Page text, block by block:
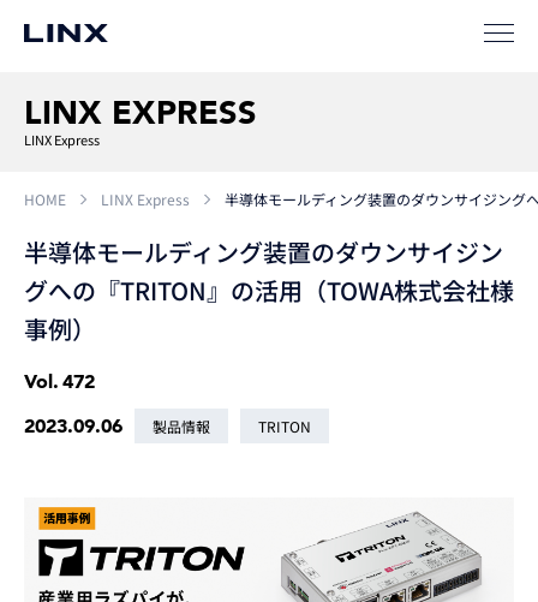
LINX EXPRESS
LINX Express
HOME LINX Express 半導体モールディング装置のダウンサイジング
半導体モールディング装置のダウンサイジン
グへの『TRITON』の活用（TOWA株式会社様
事例）
Vol. 472
2023.09.06
製品情報 TRITON